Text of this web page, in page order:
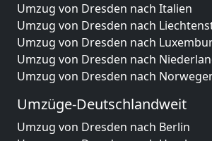
Umzug von Dresden nach Italien
Umzug von Dresden nach
Umzug von Dresden nach
Umzug von Dresden nach
Umzug von Dresden nach
Umzüge-Deutschlandweit
Umzug von Dresden nach Berlin